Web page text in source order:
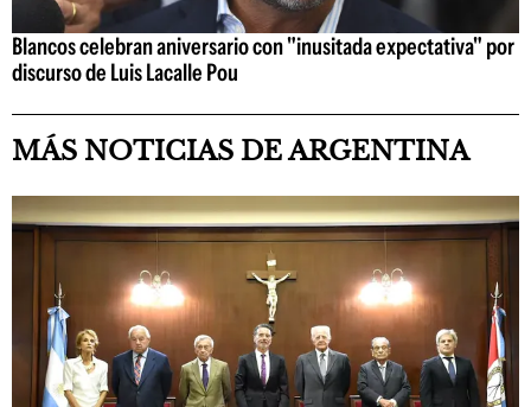
Blancos celebran aniversario con "inusitada expectativa" por
discurso de Luis Lacalle Pou
MÁS NOTICIAS DE ARGENTINA